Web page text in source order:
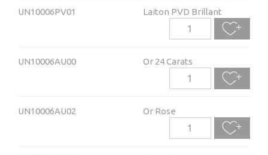
UN10006PV01 Laiton PVD Brillant
UN10006AU00 Or 24 Carats
UN10006AU02 Or Rose